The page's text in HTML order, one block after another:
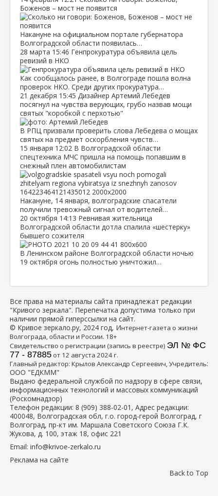
Боженов – мост не появится
Накануне на официальном портале губернатора
Волгоградской области появилась…
28 марта 15:46 Генпрокуратура объявила цель
ревизий в НКО
Как сообщалось ранее, в Волгограде пошла волна
проверок НКО. Среди других прокуратура…
21 декабря 15:45 Дизайнер Артемий Лебедев
посягнул на чувства верующих, грубо назвав мощи
святых "коробкой с перхотью"
В РПЦ призвали проверить слова Лебедева о мощах
святых на предмет оскорбления чувств…
15 января 12:02 В Волгоградской области
спецтехника МЧС пришла на помощь попавшим в
снежный плен автомобилистам
Накануне, 14 января, волгоградские спасатели
получили тревожный сигнал от водителей…
20 октября 14:13 Ревнивая жительница
Волгоградской области дотла спалила «шестерку»
бывшего сожителя
В Ленинском районе Волгоградской области ночью
19 октября огонь полностью уничтожил…
Все права на материалы сайта принадлежат редакции
"Кривого зеркала". Перепечатка допустима только при
наличии прямой гиперссылки на сайт.
© Кривое зеркало.ру, 2024 год, Интернет-газета о жизни
Волгограда, области и России. 18+
Свидетельство о регистрации (запись в реестре) ЭЛ № ФС
77 - 87885от 12 августа 2024 г.
Главный редактор: Крылов Александр Сергеевич, Учредитель:
ООО "ЕДКММ"
Выдано федеральной службой по надзору в сфере связи,
информационных технологий и массовых коммуникаций
(Роскомнадзор)
Телефон редакции: 8 (909) 388-02-01 , Адрес редакции:
400048, Волгоградская обл, г.о. город-герой Волгоград, г
Волгоград, пр-кт им. Маршала Советского Союза Г.К.
Жукова, д. 100, этаж 18, офис 221
Email: info@krivoe-zerkalo.ru
Реклама на сайте
Back to Top